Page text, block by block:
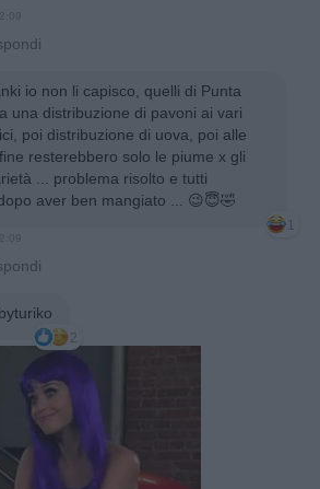
io non li capisco, quelli di Punta
una distribuzione di pavoni ai vari
poi distribuzione di uova, poi alle
resterebbero solo le piume x gli
... problema risolto e tutti
aver ben mangiato ... 😉😇🤣
1
2